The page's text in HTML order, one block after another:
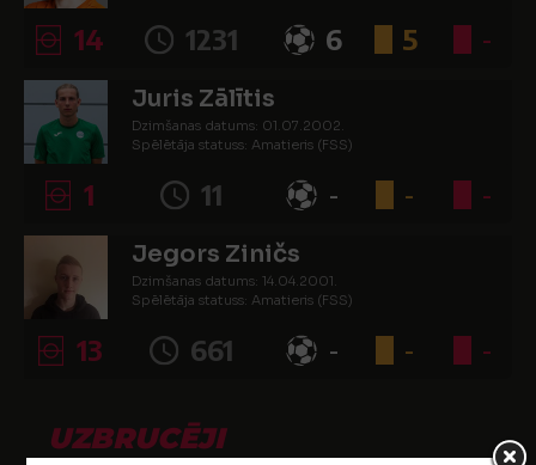
14 1231 6 5 -
Juris Zālītis
Dzimšanas datums: 01.07.2002.
Spēlētāja statuss: Amatieris (FSS)
1 11 - - -
Jegors Ziničs
Dzimšanas datums: 14.04.2001.
Spēlētāja statuss: Amatieris (FSS)
13 661 - - -
UZBRUCĒJI